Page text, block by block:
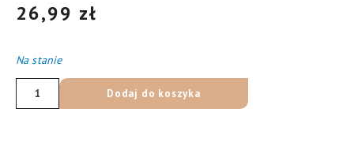
26,99 zł
Na stanie
ilość
Joanna
Dodaj do koszyka